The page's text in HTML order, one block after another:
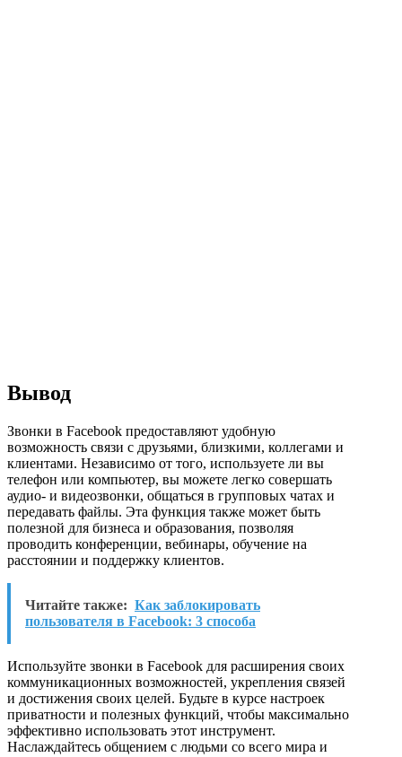
Вывод
Звонки в Facebook предоставляют удобную
возможность связи с друзьями, близкими, коллегами и
клиентами. Независимо от того, используете ли вы
телефон или компьютер, вы можете легко совершать
аудио- и видеозвонки, общаться в групповых чатах и
передавать файлы. Эта функция также может быть
полезной для бизнеса и образования, позволяя
проводить конференции, вебинары, обучение на
расстоянии и поддержку клиентов.
Читайте также: Как заблокировать
пользователя в Facebook: 3 способа
Используйте звонки в Facebook для расширения своих
коммуникационных возможностей, укрепления связей
и достижения своих целей. Будьте в курсе настроек
приватности и полезных функций, чтобы максимально
эффективно использовать этот инструмент.
Наслаждайтесь общением с людьми со всего мира и